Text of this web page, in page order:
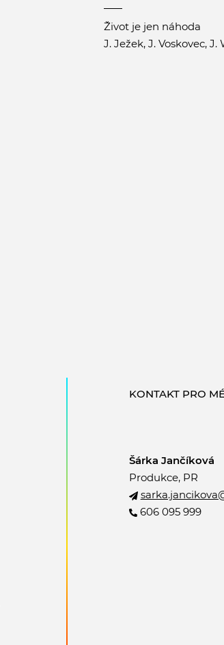
Život je jen náhoda
J. Ježek, J. Voskovec, J.
KONTAKT PRO
Šárka Jančíková
Produkce, PR
606 095 999